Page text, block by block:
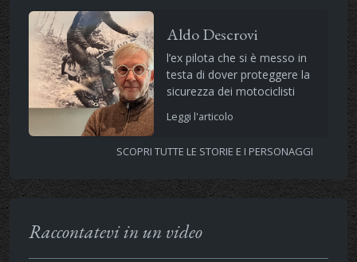
Aldo Descrovi
l’ex pilota che si è messo in
testa di dover proteggere la
sicurezza dei motociclisti
Leggi l'articolo
SCOPRI TUTTE LE STORIE E I PERSONAGGI
Raccontatevi in un video